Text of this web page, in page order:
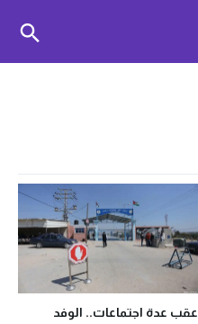
عقب عدة اجتماعات.. الوفد